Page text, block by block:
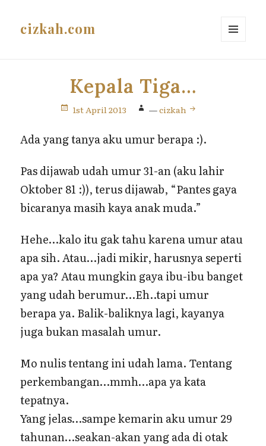
cizkah.com
Kepala Tiga…
1st April 2013 —cizkah
Ada yang tanya aku umur berapa :).
Pas dijawab udah umur 31-an (aku lahir
Oktober 81 :)), terus dijawab, “Pantes gaya
bicaranya masih kaya anak muda.”
Hehe…kalo itu gak tahu karena umur atau
apa sih. Atau…jadi mikir, harusnya seperti
apa ya? Atau mungkin gaya ibu-ibu banget
yang udah berumur…Eh..tapi umur
berapa ya. Balik-baliknya lagi, kayanya
juga bukan masalah umur.
Mo nulis tentang ini udah lama. Tentang
perkembangan…mmh…apa ya kata
tepatnya.
Yang jelas…sampe kemarin aku umur 29
tahunan…seakan-akan yang ada di otak